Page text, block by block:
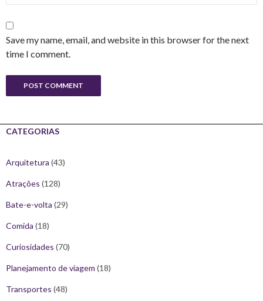
Save my name, email, and website in this browser for the next
time I comment.
CATEGORIAS
Arquitetura (43)
Atrações (128)
Bate-e-volta (29)
Comida (18)
Curiosidades (70)
Planejamento de viagem (18)
Transportes (48)